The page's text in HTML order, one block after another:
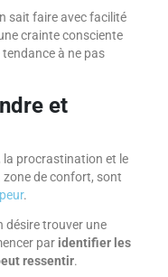
sait faire avec facilité
crainte consciente
à ne pas
et
la procrastination et le
de confort, sont
.
désire trouver une
par identifier les
ressentir.